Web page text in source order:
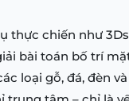
thực chiến như
bài toán bố trí
loại gỗ, đá, đèn